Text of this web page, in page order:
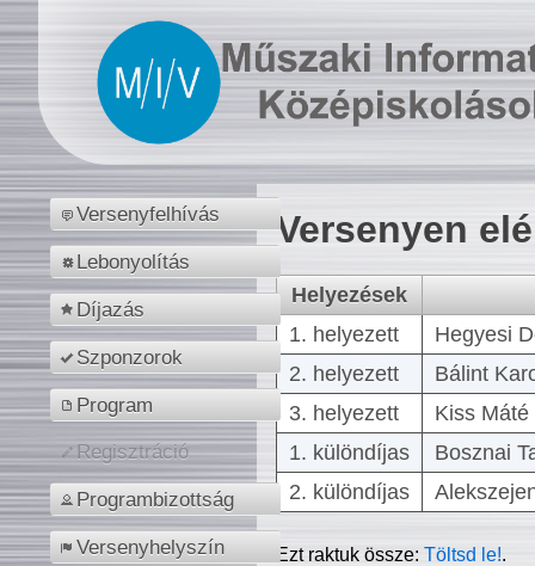
Versenyfelhívás
Lebonyolítás
Díjazás
Szponzorok
Program
Regisztráció
Programbizottság
Versenyhelyszín
Versenyen
Helyezések
1. helyezett
Hegyesi
2. helyezett
Bálint
3. helyezett
Kiss
1. különdíjas
Bosznai
2. különdíjas
Ezt raktuk össze:Töltsd le!.